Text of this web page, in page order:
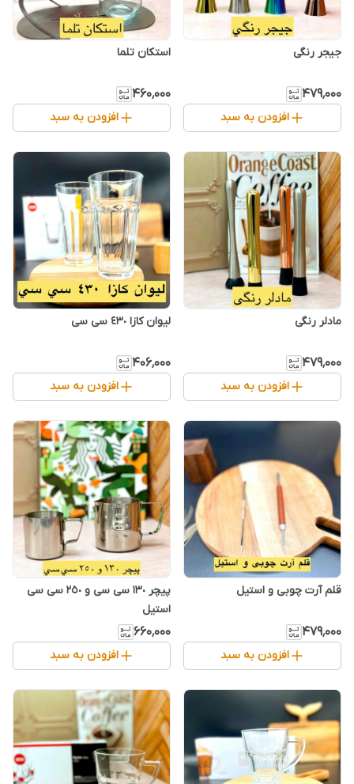
جیجر رنگی
۴۷۹٬۰۰۰
افزودن به سبد
استکان تلما
۴۶۰٬۰۰۰
افزودن به سبد
مادلر رنگی
۴۷۹٬۰۰۰
افزودن به سبد
لیوان کازا ٤٣٠ سی سی
۴۰۶٬۰۰۰
افزودن به سبد
قلم آرت چوبی و استیل
۴۷۹٬۰۰۰
افزودن به سبد
پیچر ١٣٠ سی سی و ٢٥٠ سی سی
استیل
۶۶۰٬۰۰۰
افزودن به سبد